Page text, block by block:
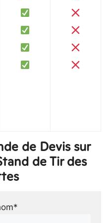
de Devis sur
de Tir des